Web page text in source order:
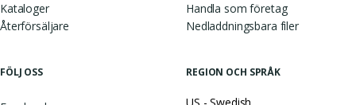
Kataloger
Återförsäljare
Handla som företag
Nedladdningsbara filer
FÖLJ OSS REGION OCH SPRÅK